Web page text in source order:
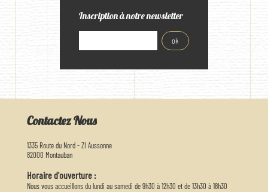
Inscription à notre newsletter
Contactez Nous
1335 Route du Nord - ZI Aussonne
82000 Montauban
Horaire d'ouverture :
Nous vous accueillons du lundi au samedi de 9h30 à 12h30 et de 13h30 à 18h30